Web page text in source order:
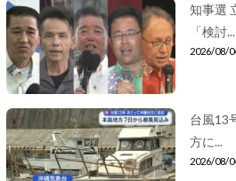
知事選
「検討...
2026/08/
台風13
方に...
2026/08/